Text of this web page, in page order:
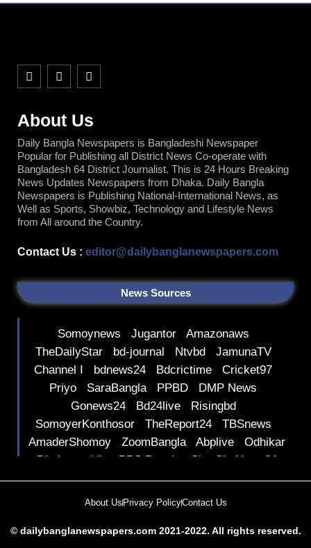
F
a
b
o
o
k
T
w
t
e
r
Y
o
u
b
e
About Us
Daily Bangla Newspapers is Bangladeshi Newspaper
Popular for Publishing all District News Co-operate with
Bangladesh 64 District Journalist. This is 24 Hours Breaking
News Updates Newspapers from Dhaka. Daily Bangla
Newspapers is Publishing National-International News, as
Well as Sports, Showbiz, Technology and Lifestyle News
from All around the Country.
Contact Us : editor@dailybanglanewspapers.com
News Sources
Somoynews Jugantor
Amazonaws
TheDailyStar
bd-journal Ntvbd
JamunaTV
Channel I
bdnews24 Bdcrictime
Cricket97
Priyo
SaraBangla PPBD
DMP News
Gonews24
Bd24live
Risingbd
SomoyerKonthosor
TheReport24
TBSnews
AmaderShomoy
ZoomBangla Abplive
Odhikar
Dhakaprotidin
BBS Bangla
SherShaNews24
Barta24 Mtnews24 ArtHosuchak
IndependentTV
Channel24
DhakaTribune
© dailybanglanewspapers.com 2021-2022. All rights reserved.
About UsPrivacy PolicyContact Us